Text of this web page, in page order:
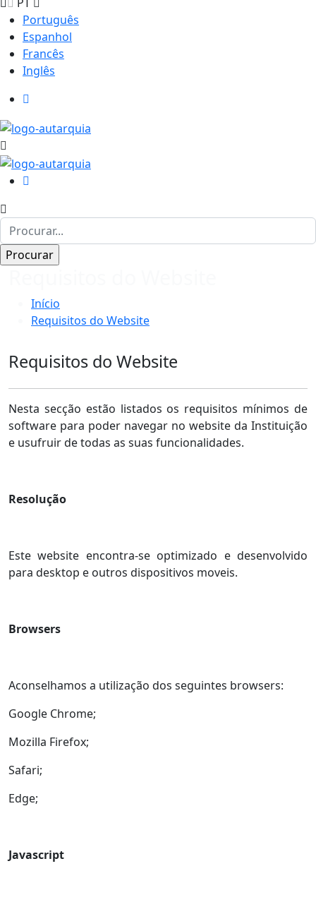
PT
Português
Espanhol
Francês
Inglês
Início
Requisitos do Website
Requisitos do Website
Nesta secção estão listados os requisitos mínimos de
software para poder navegar no website da Instituição
e usufruir de todas as suas funcionalidades.
Resolução
Este website encontra-se optimizado e desenvolvido
para desktop e outros dispositivos moveis.
Browsers
Aconselhamos a utilização dos seguintes browsers:
Google Chrome;
Mozilla Firefox;
Safari;
Edge;
Javascript